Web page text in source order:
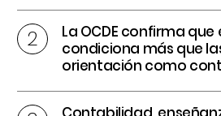
La OCDE confirma
condiciona más que
orientación como